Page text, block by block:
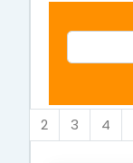
(current)
2 3 4